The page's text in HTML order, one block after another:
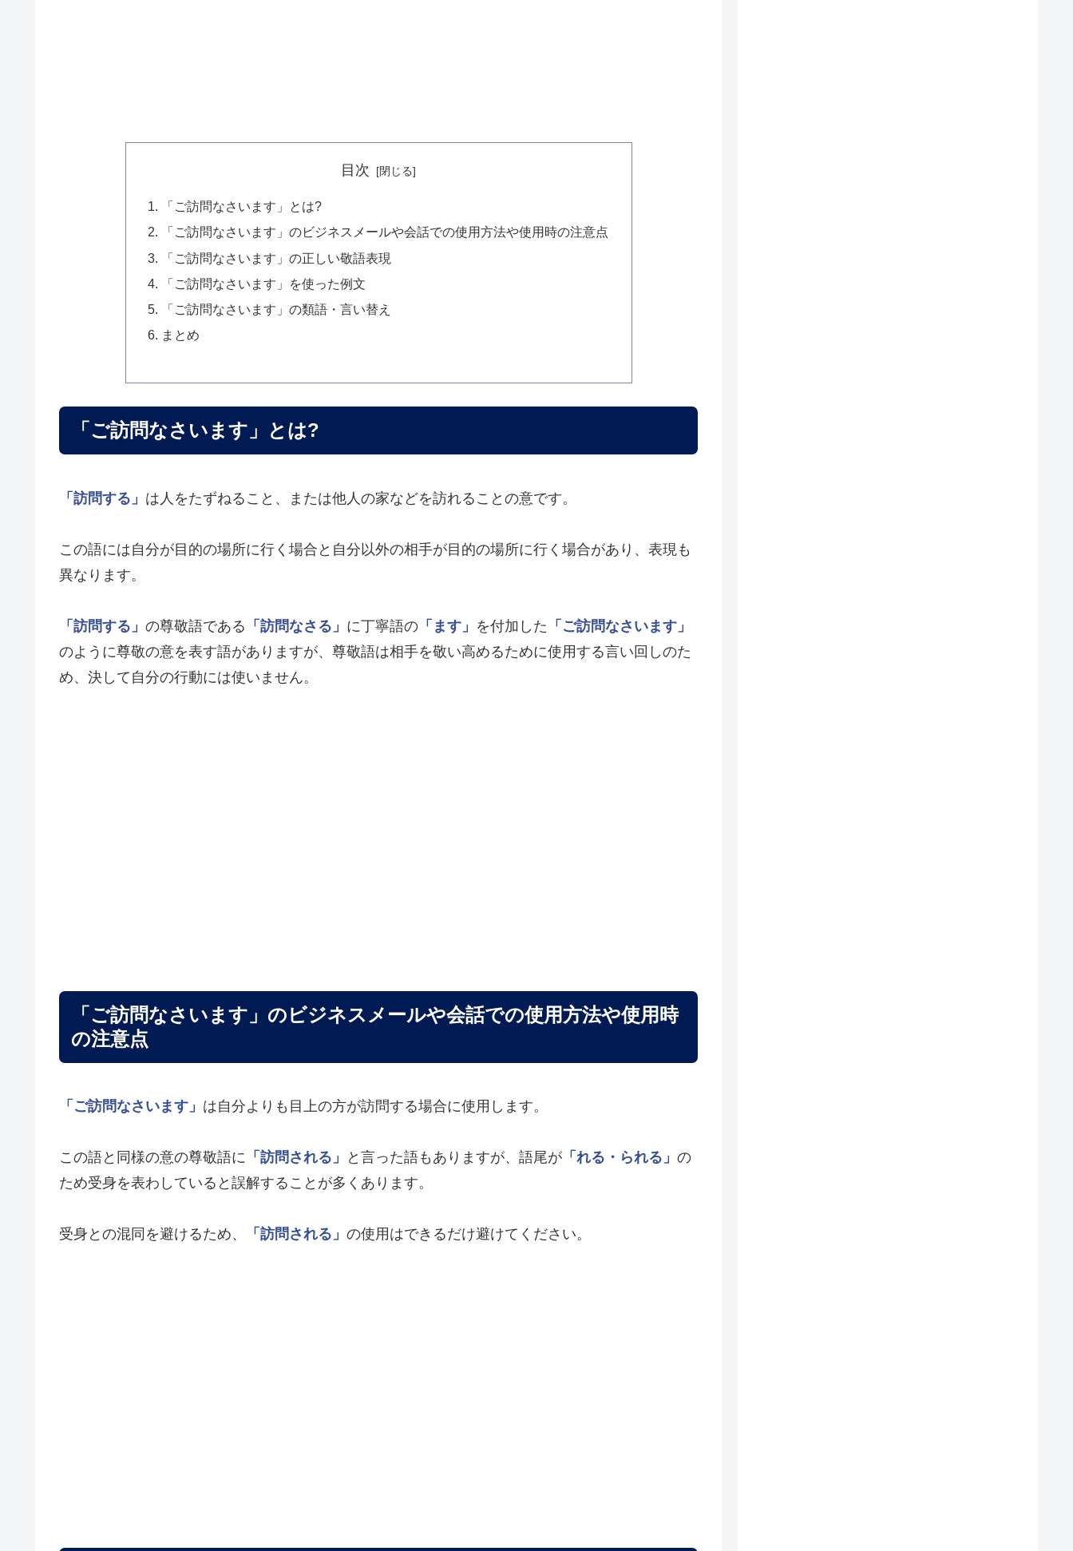
目次
「ご訪問なさいます」とは?
「ご訪問なさいます」のビジネスメールや会話での使用方法や使用時の注意点
「ご訪問なさいます」の正しい敬語表現
「ご訪問なさいます」を使った例文
「ご訪問なさいます」の類語・言い替え
まとめ
「ご訪問なさいます」とは?
「訪問する」 は人をたずねること、または他人の家などを訪れることの意です。
この語には自分が目的の場所に行く場合と自分以外の相手が目的の場所に行く場合があり、表現も
異なります。
「訪問する」 の尊敬語である 「訪問なさる」 に丁寧語の 「ます」 を付加した 「ご訪問なさいます」
のように尊敬の意を表す語がありますが、尊敬語は相手を敬い高めるために使用する言い回しのた
め、決して自分の行動には使いません。
「ご訪問なさいます」のビジネスメールや会話での使用方法や使用時
の注意点
「ご訪問なさいます」 は自分よりも目上の方が訪問する場合に使用します。
この語と同様の意の尊敬語に 「訪問される」 と言った語もありますが、語尾が 「れる・られる」 の
ため受身を表わしていると誤解することが多くあります。
受身との混同を避けるため、 「訪問される」 の使用はできるだけ避けてください。